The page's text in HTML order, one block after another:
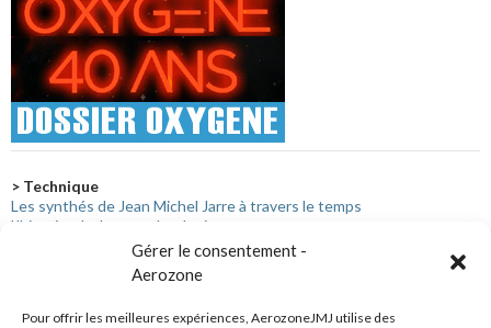
Gérer le consentement -
Aerozone
Pour offrir les meilleures expériences, AerozoneJMJ utilise des
> Technique
Les synthés de Jean Michel Jarre à travers le temps
L'histoire de Jarre technologies
Lexique technique
Comprendre la harpe laser